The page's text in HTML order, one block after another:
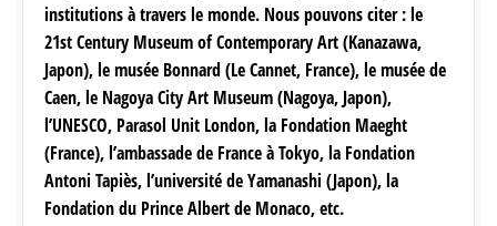
institutions à travers le monde. Nous pouvons citer : le
21st Century Museum of Contemporary Art (Kanazawa,
Japon), le musée Bonnard (Le Cannet, France), le musée de
Caen, le Nagoya City Art Museum (Nagoya, Japon),
l’UNESCO, Parasol Unit London, la Fondation Maeght
(France), l’ambassade de France à Tokyo, la Fondation
Antoni Tapiès, l’université de Yamanashi (Japon), la
Fondation du Prince Albert de Monaco, etc.